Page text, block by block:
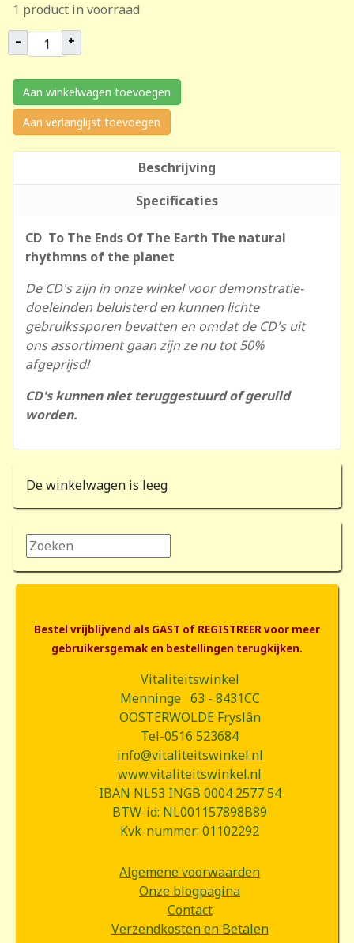
1 product in voorraad
– +
Aan winkelwagen toevoegen
Aan verlanglijst toevoegen
Beschrijving
Specificaties
CD To The Ends Of The Earth The natural
rhythmns of the planet
De CD's zijn in onze winkel voor demonstratie-
doeleinden beluisterd en kunnen lichte
gebruikssporen bevatten en omdat de CD's uit
ons assortiment gaan zijn ze nu tot 50%
afgeprijsd!
CD's kunnen niet teruggestuurd of geruild
worden.
De winkelwagen is leeg
Zoeken...
Bestel vrijblijvend als GAST of REGISTREER voor meer
gebruikersgemak en bestellingen terugkijken.
Vitaliteitswinkel
Menninge 63 - 8431CC
OOSTERWOLDE Fryslân
Tel-0516 523684
info@vitaliteitswinkel.nl
www.vitaliteitswinkel.nl
IBAN NL53 INGB 0004 2577 54
BTW-id: NL001157898B89
Kvk-nummer: 01102292
Algemene voorwaarden
Onze blogpagina
Contact
Verzendkosten en Betalen